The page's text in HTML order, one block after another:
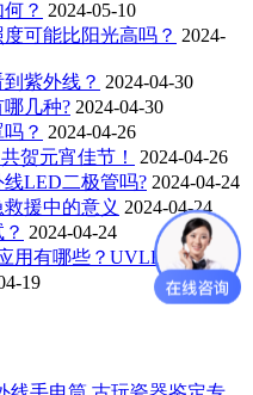
？ 2024-05-10
可能比阳光高吗？ 2024-
紫外线？ 2024-04-30
几种? 2024-04-30
？ 2024-04-26
贺元宵佳节！
2024-04-26
LED二极管吗? 2024-04-24
援中的意义 2024-04-24
2024-04-24
用有哪些？UVLED在电路
19